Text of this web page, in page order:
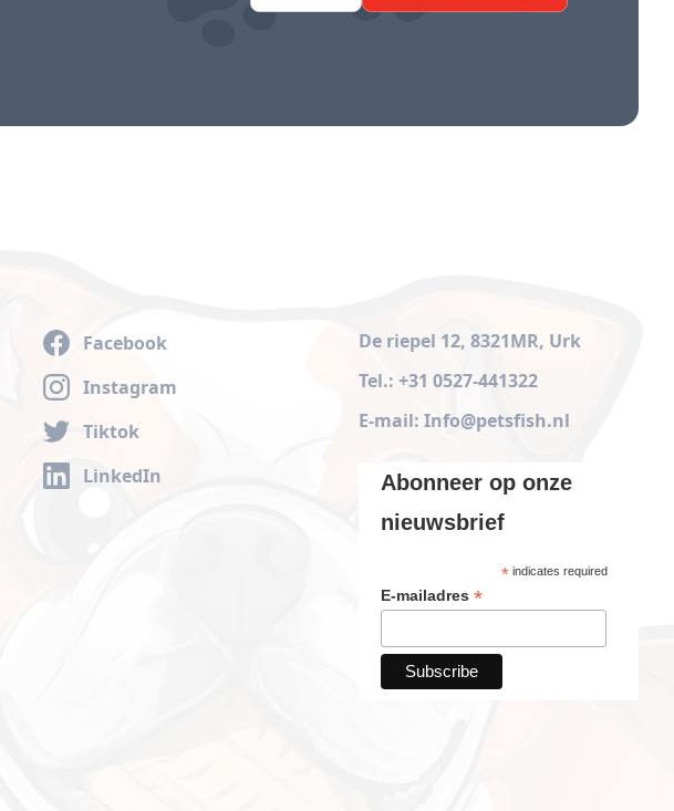
Facebook
Instagram
Tiktok
LinkedIn
De riepel 12, 8321MR, Urk
Tel.: +31 0527-441322
E-mail: Info@petsfish.nl
Abonneer op onze
nieuwsbrief
*indicates required
E-mailadres*